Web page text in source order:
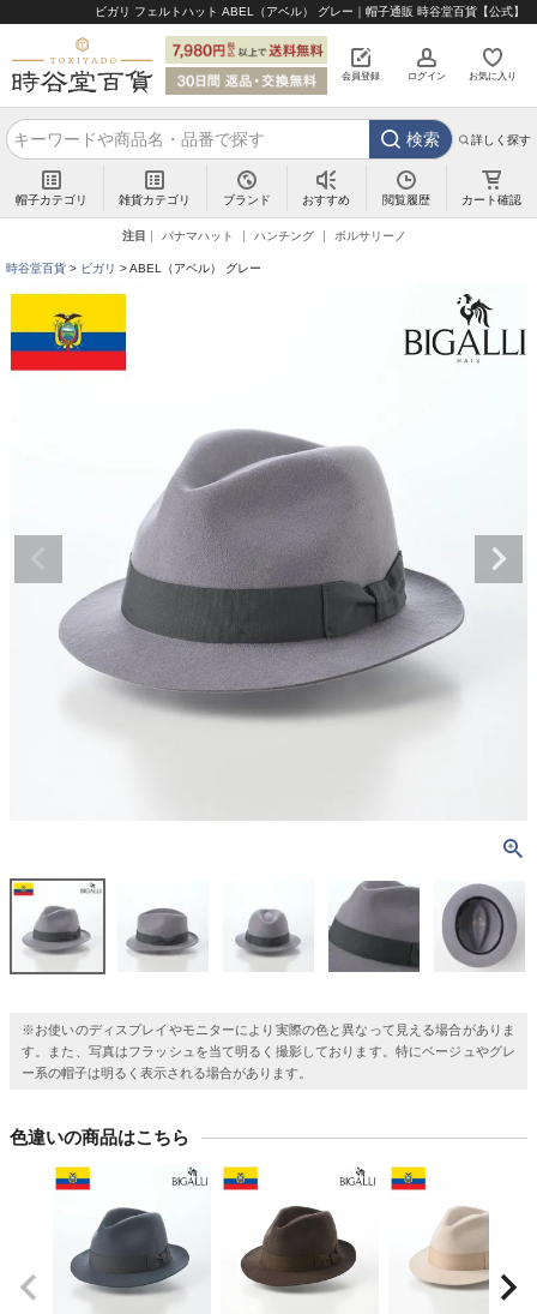
ビガリ フェルトハット ABEL（アベル） グレー｜帽子通販 時谷堂百貨【公式】
会員登録 ログイン お気に入り
検索 詳しく探す
帽子カテゴリ 雑貨カテゴリ ブランド おすすめ 閲覧履歴 カート確認
注目 パナマハット ハンチング ボルサリーノ
時谷堂百貨 ビガリ ABEL（アベル） グレー
※お使いのディスプレイやモニターにより実際の色と異なって見える場合がありま
す。また、写真はフラッシュを当て明るく撮影しております。特にベージュやグレ
ー系の帽子は明るく表示される場合があります。
色違いの商品はこちら